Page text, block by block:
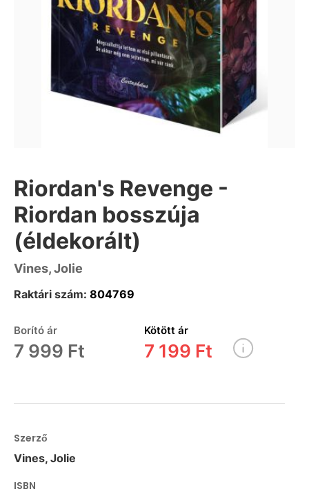
Riordan's Revenge -
Riordan bosszúja
(éldekorált)
Vines, Jolie
Raktári szám: 804769
Borító ár
7 999 Ft
Kötött ár
7 199 Ft
Szerző
Vines, Jolie
ISBN